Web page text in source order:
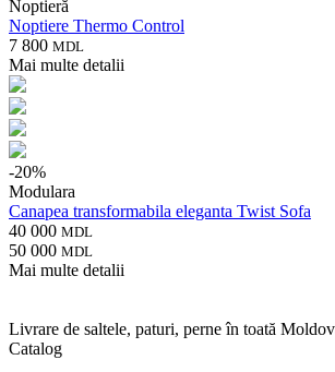
Noptieră
Noptiere Thermo Control
7 800 MDL
Mai multe detalii
-20%
Modulara
Canapea transformabila eleganta Twist Sofa
40 000 MDL
50 000 MDL
Mai multe detalii
Livrare de saltele, paturi, perne în toată
Catalog